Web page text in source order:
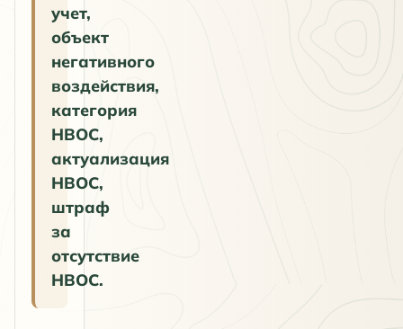
учет,
объект
негативного
воздействия,
категория
НВОС,
актуализация
НВОС,
штраф
за
отсутствие
НВОС.